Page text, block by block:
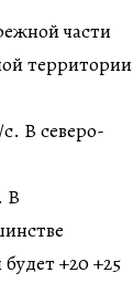
части
территории
В северо-
В
+20 +25